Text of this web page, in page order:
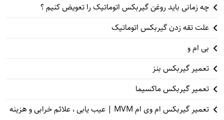
چه زمانی باید روغن گیربکس اتوماتیک را تعویض کنیم ؟
علت تقه زدن گیربکس اتوماتیک
بی ام و
تعمیر گیربکس بنز
تعمیر گیربکس ماکسیما
تعمیر گیربکس ام وی ام MVM | عیب یابی ، علائم خرابی و هزینه